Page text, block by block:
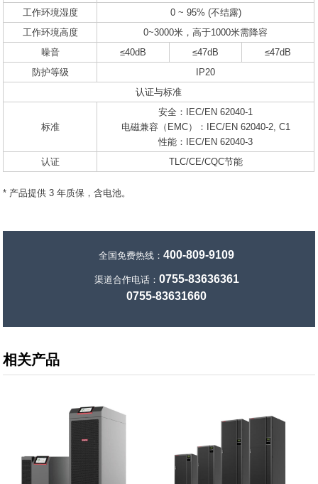
工作环境湿度
0 ~ 95% (不结露)
工作环境高度
0~3000米，高于1000米需降容
噪音
≤40dB ≤47dB
≤47dB
防护等级
IP20
认证与标准
标准
安全：IEC/EN 62040-1
电磁兼容（EMC）：IEC/EN 62040-2, C1
性能：IEC/EN 62040-3
认证
TLC/CE/CQC节能
* 产品提供 3 年质保，含电池。
全国免费热线：400-809-9109
渠道合作电话： 0755-83636361
0755-83631660
相关产品